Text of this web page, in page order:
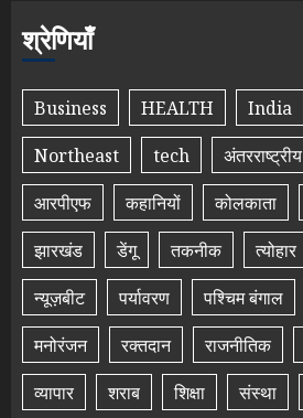
श्रेणियाँ
Business HEALTH India
Northeast
tech अंतरराष्ट्रीय
आरपीएफ
कहानियों कोलकाता
झारखंड
डेंगू तकनीक त्योहार
न्यूज़बीट
पर्यावरण पश्चिम बंगाल
मनोरंजन
रक्तदान राजनीतिक
व्यापार
शराब शिक्षा संस्था